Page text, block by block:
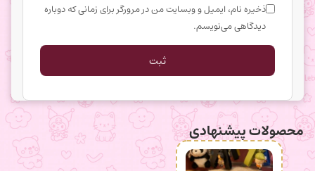
ذخیره نام، ایمیل و وبسایت من در مرورگر برای زمانی که دوباره
دیدگاهی می‌نویسم.
محصولات پیشنهادی